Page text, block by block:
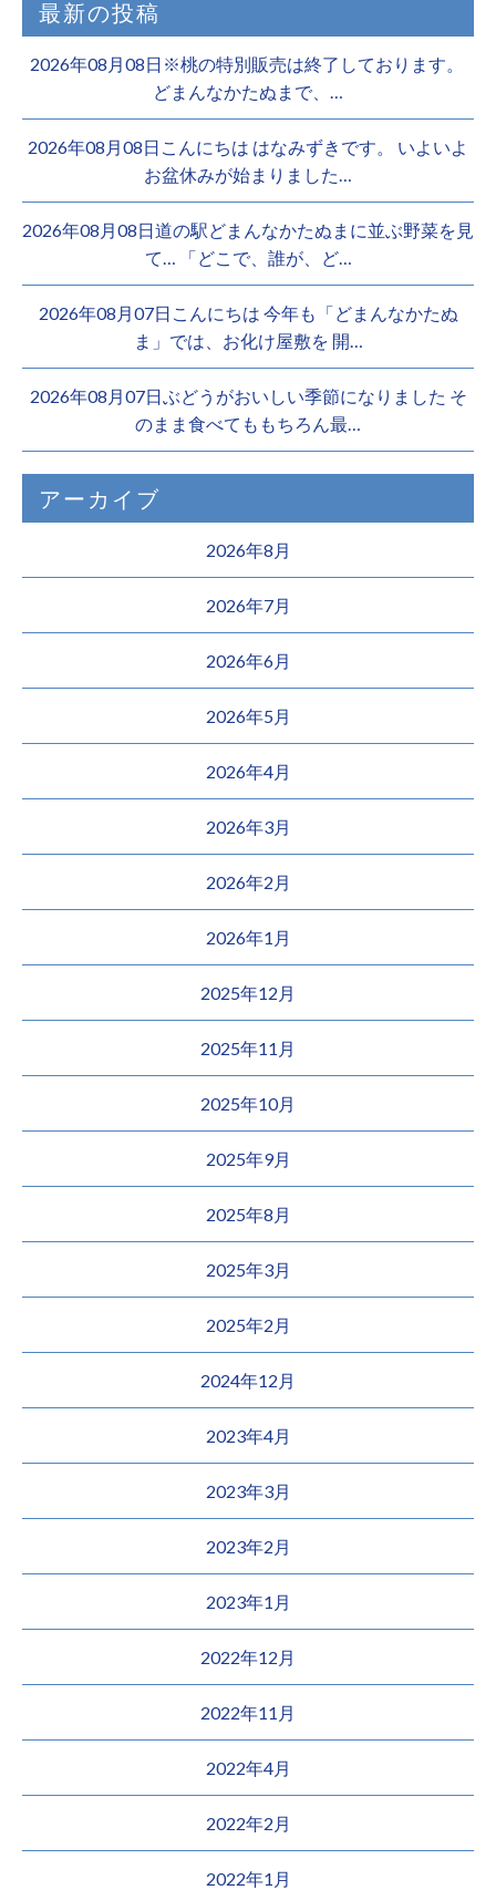
最新の投稿
2026年08月08日※桃の特別販売は終了しております。 ️
どまんなかたぬまで、…
2026年08月08日こんにちは はなみずきです。 いよいよ
お盆休みが始まりました…
2026年08月08日道の駅どまんなかたぬまに並ぶ野菜を見
て… 「どこで、誰が、ど…
2026年08月07日こんにちは 今年も「どまんなかたぬ
ま」では、お化け屋敷を 開…
2026年08月07日ぶどうがおいしい季節になりました そ
のまま食べてももちろん最…
アーカイブ
2026年8月
2026年7月
2026年6月
2026年5月
2026年4月
2026年3月
2026年2月
2026年1月
2025年12月
2025年11月
2025年10月
2025年9月
2025年8月
2025年3月
2025年2月
2024年12月
2023年4月
2023年3月
2023年2月
2023年1月
2022年12月
2022年11月
2022年4月
2022年2月
2022年1月